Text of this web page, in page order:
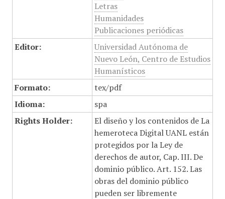
Letras
Humanidades
Publicaciones periódicas
Editor:
Universidad Autónoma de
Nuevo León, Centro de Estudios
Humanísticos
Formato:
tex/pdf
Idioma:
spa
Rights Holder:
El diseño y los contenidos de La
hemeroteca Digital UANL están
protegidos por la Ley de
derechos de autor, Cap. III. De
dominio público. Art. 152. Las
obras del dominio público
pueden ser libremente